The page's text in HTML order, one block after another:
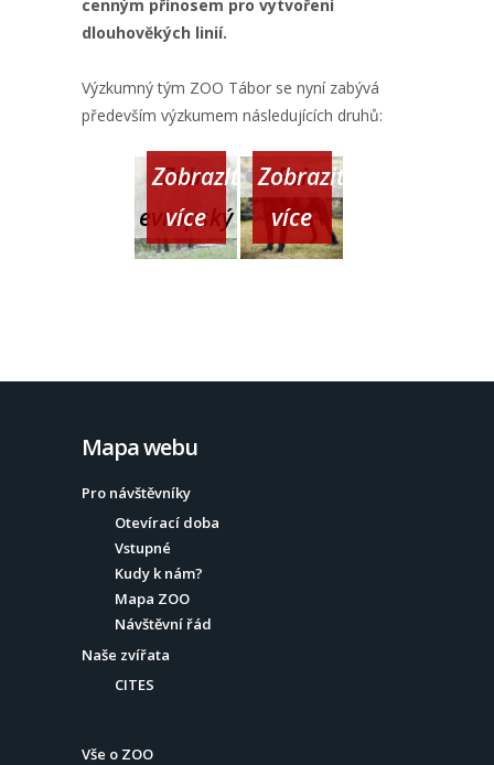
cenným přínosem pro vytvoření
dlouhověkých linií.
Výzkumný tým ZOO Tábor se nyní zabývá
především výzkumem následujících druhů:
Zubr
evropský
Zobrazit
více
Psi
Zobrazit
více
Mapa webu
Pro návštěvníky
Otevírací doba
Vstupné
Kudy k nám?
Mapa ZOO
Návštěvní řád
Naše zvířata
CITES
Vše o ZOO